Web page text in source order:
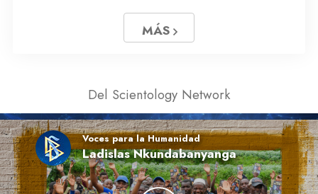
MÁS
Del Scientology Network
Voces para la Humanidad
Ladislas Nkundabanyanga